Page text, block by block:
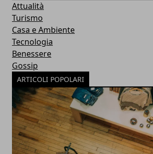
Attualità
Turismo
Casa e Ambiente
Tecnologia
Benessere
Gossip
ARTICOLI POPOLARI